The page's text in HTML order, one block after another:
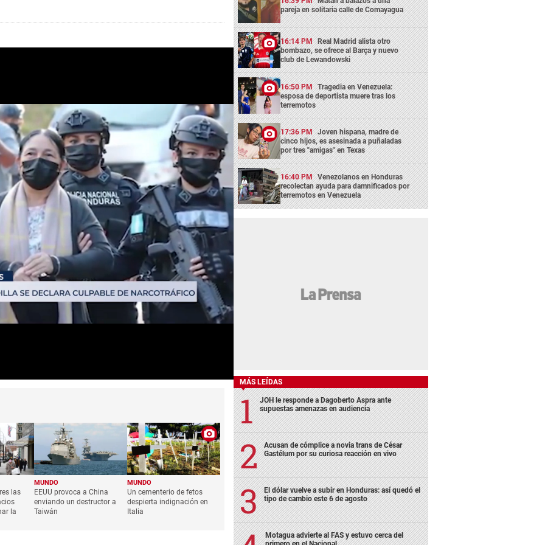
las
la
MUNDO
EEUU provoca a China
enviando un destructor a
Taiwán
MUNDO
Un cementerio de fetos
despierta indignación en
Italia
pareja en solitaria calle de Comayagua
16:14 PM Real Madrid alista otro
bombazo, se ofrece al Barça y nuevo
club de Lewandowski
16:50 PM Tragedia en Venezuela:
esposa de deportista muere tras los
terremotos
17:36 PM Joven hispana, madre de
cinco hijos, es asesinada a puñaladas
por tres "amigas" en Texas
16:40 PM Venezolanos en Honduras
recolectan ayuda para damnificados por
terremotos en Venezuela
MÁS LEÍDAS
JOH le responde a Dagoberto Aspra ante
supuestas amenazas en audiencia
Acusan de cómplice a novia trans de César
Gastélum por su curiosa reacción en vivo
El dólar vuelve a subir en Honduras: así quedó el
tipo de cambio este 6 de agosto
Motagua advierte al FAS y estuvo cerca del